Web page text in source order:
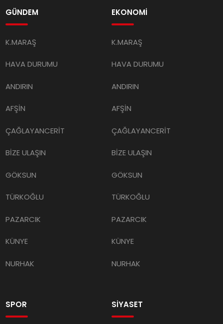
GÜNDEM
K.MARAŞ
HAVA DURUMU
ANDIRIN
AFŞİN
ÇAĞLAYANCERİT
BİZE ULAŞIN
GÖKSUN
TÜRKOĞLU
PAZARCIK
KÜNYE
NURHAK
EKONOMİ
K.MARAŞ
HAVA DURUMU
ANDIRIN
AFŞİN
ÇAĞLAYANCERİT
BİZE ULAŞIN
GÖKSUN
TÜRKOĞLU
PAZARCIK
KÜNYE
NURHAK
SPOR SİYASET